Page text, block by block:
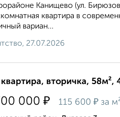
Канищево (ул.
квартира в
вариан...
27.07.2026
вторичка, 58м²,
000 ₽ 115 600 ₽ за